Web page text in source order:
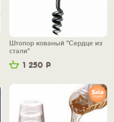
1 250 Р
Штопор кованый "Сердце из
стали"